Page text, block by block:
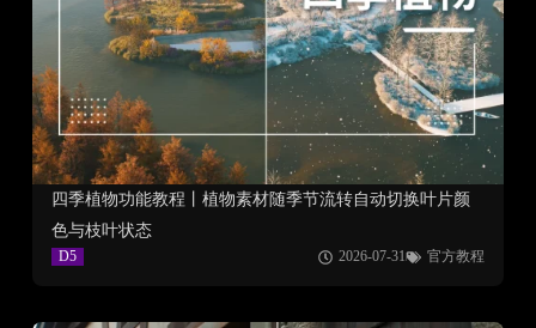
四季植物功能教程丨植物素材随季节流转自动切换叶片颜
色与枝叶状态
D5 2026-07-31 官方教程